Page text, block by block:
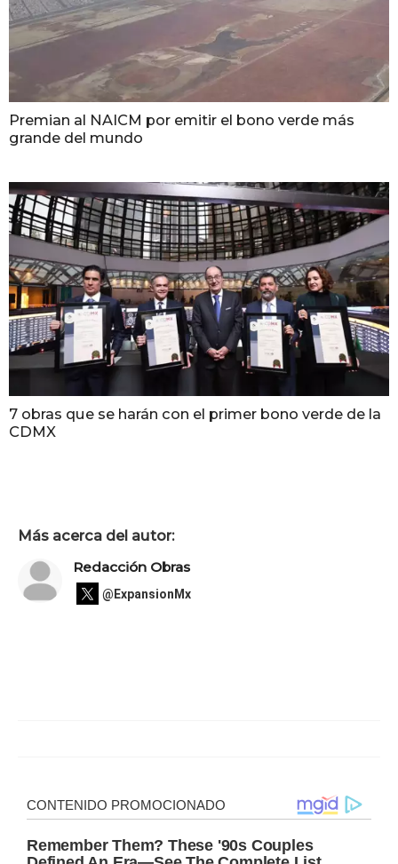
Premian al NAICM por emitir el bono verde más
grande del mundo
7 obras que se harán con el primer bono verde de la
CDMX
Más acerca del autor:
Redacción Obras
@ExpansionMx